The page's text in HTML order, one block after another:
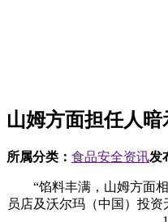
山姆方面担任人暗
所属分类： 食品安全资讯发
“馅料丰满，山姆方面相
员店及沃尔玛（中国）投资